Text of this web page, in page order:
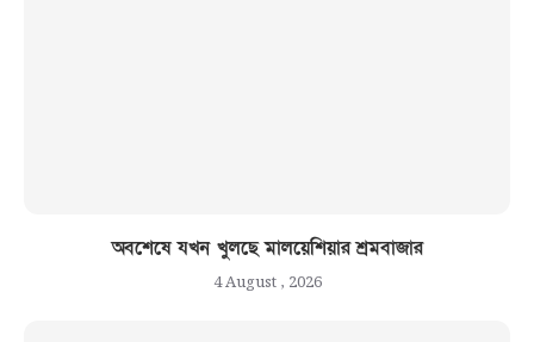
অবশেষে যখন খুলছে মালয়েশিয়ার শ্রমবাজার
4 August , 2026